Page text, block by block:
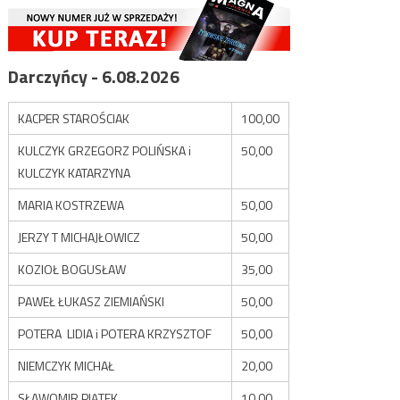
Darczyńcy - 6.08.2026
KACPER STAROŚCIAK
100,00
KULCZYK GRZEGORZ POLIŃSKA i
KULCZYK KATARZYNA
50,00
MARIA KOSTRZEWA
50,00
JERZY T MICHAJŁOWICZ
50,00
KOZIOŁ BOGUSŁAW
35,00
PAWEŁ ŁUKASZ ZIEMIAŃSKI
50,00
POTERA LIDIA i POTERA KRZYSZTOF
50,00
NIEMCZYK MICHAŁ
20,00